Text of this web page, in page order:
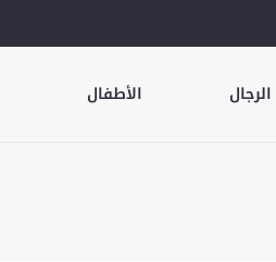
الرجال الأطفال